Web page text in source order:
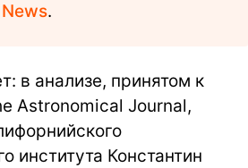
.
в анализе, принятом к
Astronomical Journal,
института Константин